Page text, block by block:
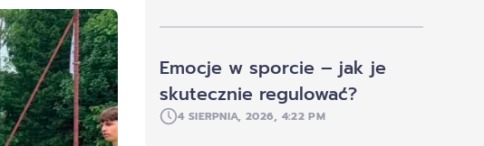
Emocje w sporcie – jak je
skutecznie regulować?
4 SIERPNIA, 2026, 4:22 PM